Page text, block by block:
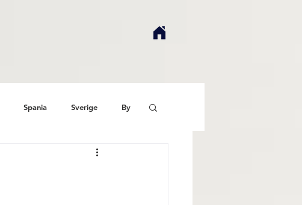
Spania Sverige By